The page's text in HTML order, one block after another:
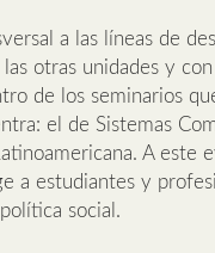
a las líneas de
otras unidades y
de los seminarios
el de Sistemas
A este
a estudiantes y
social.